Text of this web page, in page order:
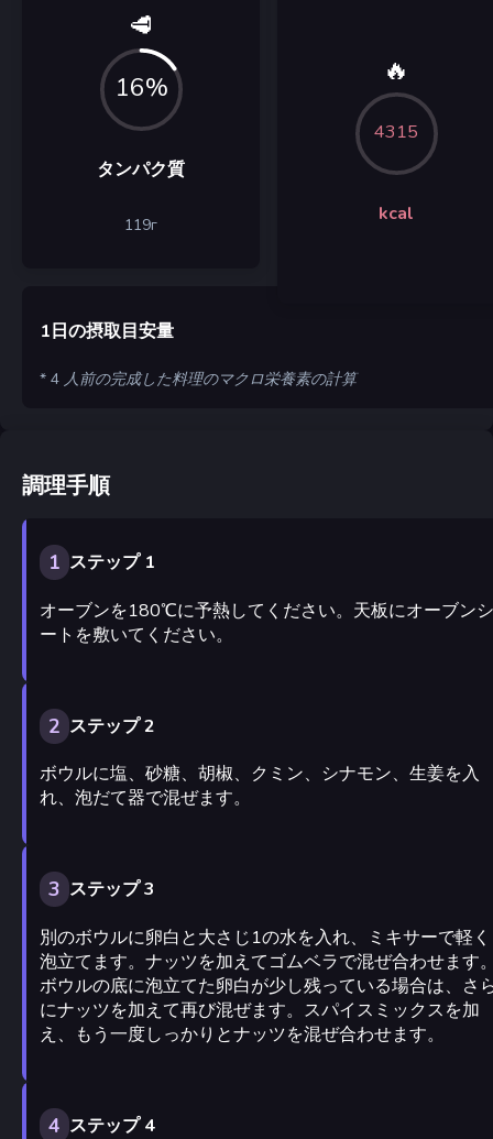
🥩
16%
タンパク質
119г
🔥
4315
kcal
1日の摂取目安量
* 4 人前の完成した料理のマクロ栄養素の計算
調理手順
1 ステップ 1
オーブンを180℃に予熱してください。天板にオーブンシ
ートを敷いてください。
2 ステップ 2
ボウルに塩、砂糖、胡椒、クミン、シナモン、生姜を入
れ、泡だて器で混ぜます。
3 ステップ 3
別のボウルに卵白と大さじ1の水を入れ、ミキサーで軽く
泡立てます。ナッツを加えてゴムベラで混ぜ合わせます
ボウルの底に泡立てた卵白が少し残っている場合は、さ
にナッツを加えて再び混ぜます。スパイスミックスを加
え、もう一度しっかりとナッツを混ぜ合わせます。
4 ステップ 4